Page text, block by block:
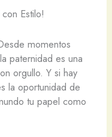
Estilo!
momentos
paternidad es una
orgullo. Y si hay
la oportunidad de
tu papel como